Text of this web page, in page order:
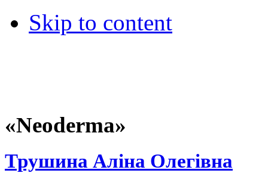
Skip to content
«Neoderma»
Трушина Аліна Олегівна